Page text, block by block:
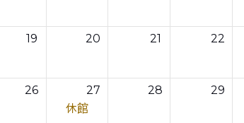
19 20 21 22
26
27
休館
28 29